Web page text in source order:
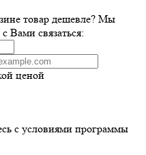
товар дешевле? Мы
Вами связаться:
ценой
с условиями программы